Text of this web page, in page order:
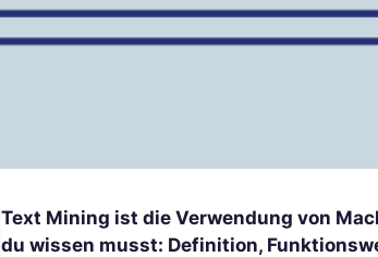
Text Mining ist die Verwendung von
du wissen musst: Definition,